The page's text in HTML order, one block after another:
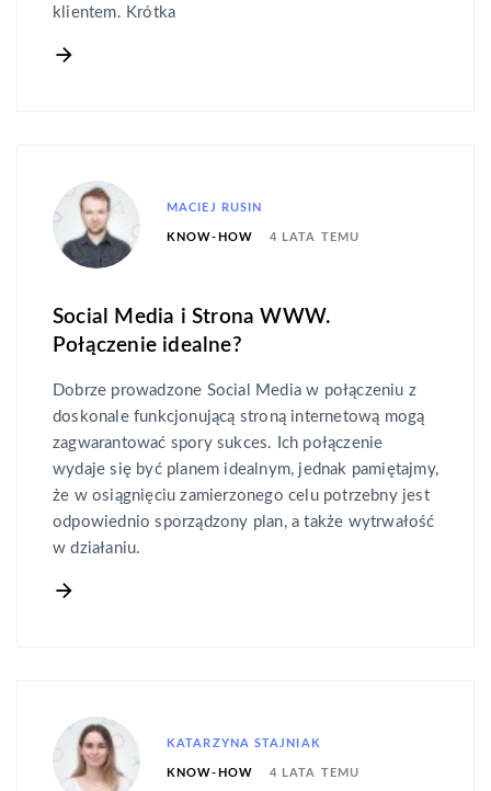
klientem. Krótka
MACIEJ RUSIN
KNOW-HOW 4 LATA TEMU
Social Media i Strona WWW.
Połączenie idealne?
Dobrze prowadzone Social Media w połączeniu z
doskonale funkcjonującą stroną internetową mogą
zagwarantować spory sukces. Ich połączenie
wydaje się być planem idealnym, jednak pamiętajmy,
że w osiągnięciu zamierzonego celu potrzebny jest
odpowiednio sporządzony plan, a także wytrwałość
w działaniu.
KATARZYNA STAJNIAK
KNOW-HOW 4 LATA TEMU